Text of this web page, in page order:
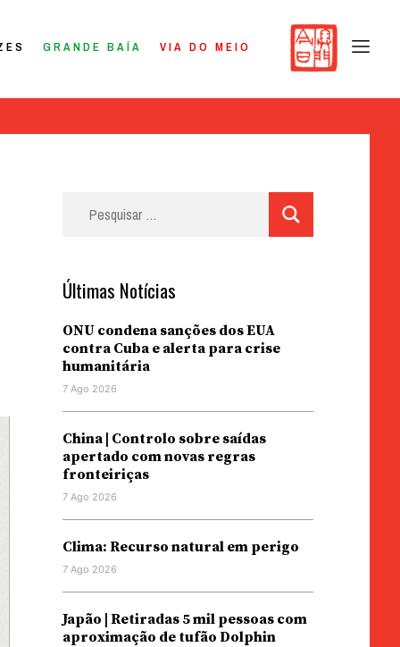
GRANDE BAÍA VIA DO MEIO
Últimas Notícias
ONU condena sanções dos EUA
contra Cuba e alerta para crise
humanitária
7 Ago 2026
China | Controlo sobre saídas
apertado com novas regras
fronteiriças
7 Ago 2026
Clima: Recurso natural em perigo
7 Ago 2026
Japão | Retiradas 5 mil pessoas com
aproximação de tufão Dolphin